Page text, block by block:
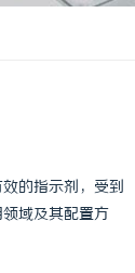
的指示剂，受到
域及其配置方